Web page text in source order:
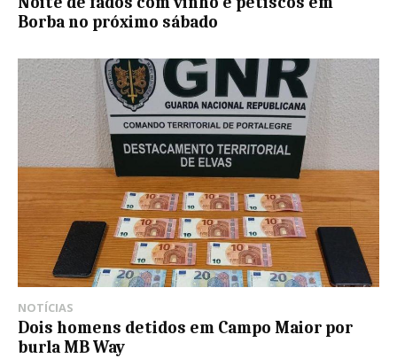
Borba no próximo sábado
NOTÍCIAS
Dois homens detidos em Campo Maior por
burla MB Way